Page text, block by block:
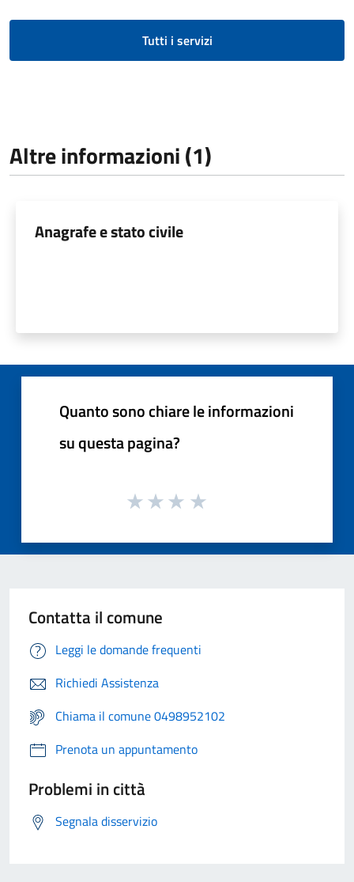
Tutti i servizi
Altre informazioni (1)
Anagrafe e stato civile
Quanto sono chiare le informazioni
su questa pagina?
Contatta il comune
Leggi le domande frequenti
Richiedi Assistenza
Chiama il comune 0498952102
Prenota un appuntamento
Problemi in città
Segnala disservizio